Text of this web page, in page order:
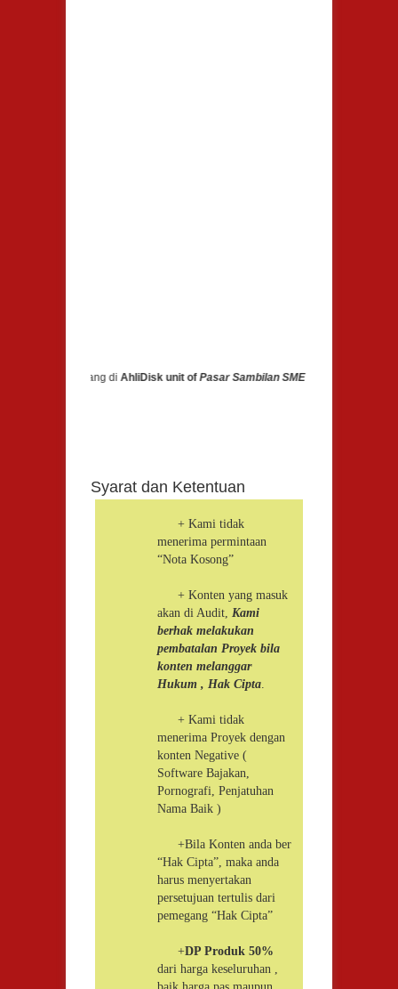
AhliDisk unit ofPasar Sambilan SME- Pelayanan Publikasi
Syarat dan Ketentuan
+ Kami tidak
menerima permintaan
“Nota Kosong”
+ Konten yang masuk
akan di Audit, Kami
berhak melakukan
pembatalan Proyek bila
konten melanggar
Hukum , Hak Cipta
+ Kami tidak
menerima Proyek dengan
konten Negative (
Software Bajakan,
Pornografi, Penjatuhan
Nama Baik )
+Bila Konten anda ber
“Hak Cipta”, maka anda
harus menyertakan
persetujuan tertulis dari
pemegang “Hak Cipta”
+DP Produk 50%
dari harga keseluruhan ,